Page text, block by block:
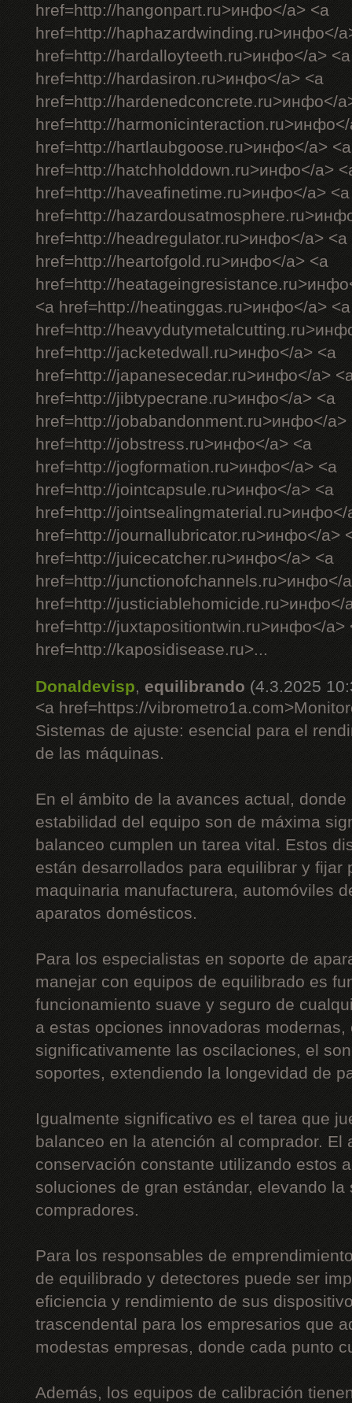
href=http://hangonpart.ru>инфо</a> <a
href=http://haphazardwinding.ru>инфо</
href=http://hardalloyteeth.ru>инфо</a> <a
href=http://hardasiron.ru>инфо</a> <a
href=http://hardenedconcrete.ru>инфо</
href=http://
href=http://hartlaubgoose.ru>инфо</a> <a
href=http://hatchholddown.ru>инфо</a>
href=http://haveafinetime.ru>инфо</a> <a
href=http://
href=http://headregulator.ru>инфо</a> <a
href=http://heartofgold.ru>инфо</a> <a
href=http://
<a href=http://heatinggas.ru>инфо</a> <a
href=http://
href=http://jacketedwall.ru>инфо</a> <a
href=http://japanesecedar.ru>инфо</a>
href=http://jibtypecrane.ru>инфо</a> <a
href=http://jobabandonment.ru>инфо</a>
href=http://jobstress.ru>инфо</a> <a
href=http://jogformation.ru>инфо</a> <a
href=http://jointcapsule.ru>инфо</a> <a
href=http://jointsealingmaterial.ru>инфо</
href=http://journallubricator.ru>инфо</a>
href=http://juicecatcher.ru>инфо</a> <a
href=http://junctionofchannels.ru>инфо</
href=http://justiciablehomicide.ru>инфо</
href=http://juxtapositiontwin.ru>инфо</a>
href=http://kaposidisease.ru>...
Donaldevisp, equilibrando (4.3.2025
<a href=https://
Sistemas de ajuste: esencial para el
de las máquinas.
En el ámbito de la avances actual,
estabilidad del equipo son de máxima
balanceo cumplen un tarea vital. Estos
están desarrollados para equilibrar y fijar
maquinaria manufacturera, automóviles
aparatos domésticos.
Para los especialistas en soporte de
manejar con equipos de equilibrado es
funcionamiento suave y seguro de
a estas opciones innovadoras
significativamente las oscilaciones, el
soportes, extendiendo la longevidad de
Igualmente significativo es el tarea que
balanceo en la atención al comprador. El
conservación constante utilizando estos
soluciones de gran estándar, elevando
compradores.
Para los responsables de
de equilibrado y detectores puede ser
eficiencia y rendimiento de sus
trascendental para los empresarios que
modestas empresas, donde cada punto
Además, los equipos de calibración